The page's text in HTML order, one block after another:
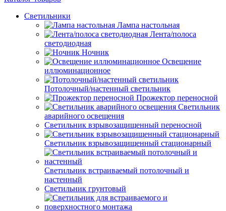
Светильники
Лампа настольная
Лента/полоса
светодиодная
Ночник
Освещение
иллюминационное
Потолочный/настенный светильник
Прожектор переносной
Светильник
аварийного освещения
Светильник взрывозащищенный переносной
Светильник взрывозащищенный стационарный
Светильник встраиваемый потолочный и
настенный
Светильник грунтовый